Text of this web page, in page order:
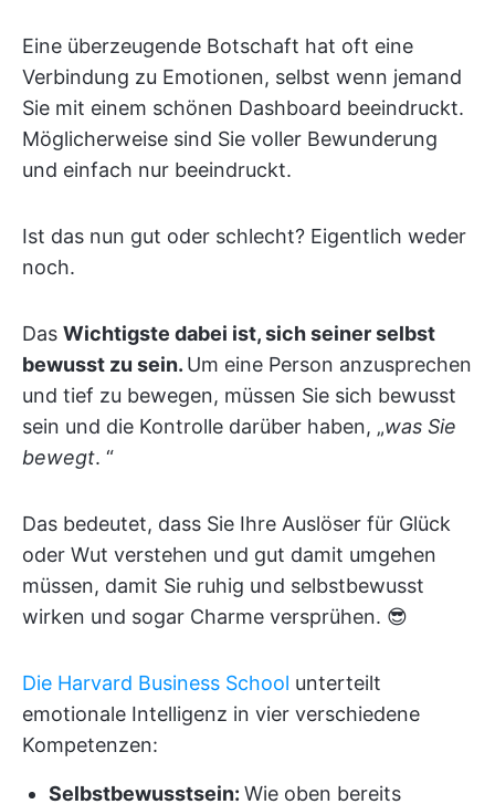
Eine überzeugende Botschaft hat oft eine
Verbindung zu Emotionen, selbst wenn jemand
Sie mit einem schönen Dashboard beeindruckt.
Möglicherweise sind Sie voller Bewunderung
und einfach nur beeindruckt.
Ist das nun gut oder schlecht? Eigentlich weder
noch.
Das Wichtigste dabei ist, sich seiner selbst
bewusst zu sein. Um eine Person anzusprechen
und tief zu bewegen, müssen Sie sich bewusst
sein und die Kontrolle darüber haben, „was Sie
bewegt. “
Das bedeutet, dass Sie Ihre Auslöser für Glück
oder Wut verstehen und gut damit umgehen
müssen, damit Sie ruhig und selbstbewusst
wirken und sogar Charme versprühen. 😎
Die Harvard Business School unterteilt
emotionale Intelligenz in vier verschiedene
Kompetenzen:
Selbstbewusstsein: Wie oben bereits